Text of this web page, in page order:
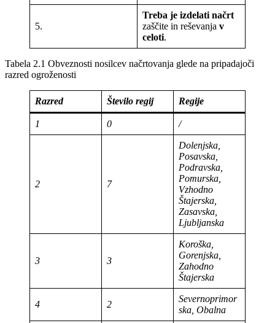
5.
Treba je izdelati načrt
zaščite in reševanja v
celoti.
Tabela 2.1 Obveznosti nosilcev načrtovanja glede na pripadajoči
razred ogroženosti
Razred Število regij Regije
1 0 /
2 7
Dolenjska,
Posavska,
Podravska,
Pomurska,
Vzhodno
Štajerska,
Zasavska,
Ljubljanska
3 3
Koroška,
Gorenjska,
Zahodno
Štajerska
4 2
Severnoprimor
ska, Obalna